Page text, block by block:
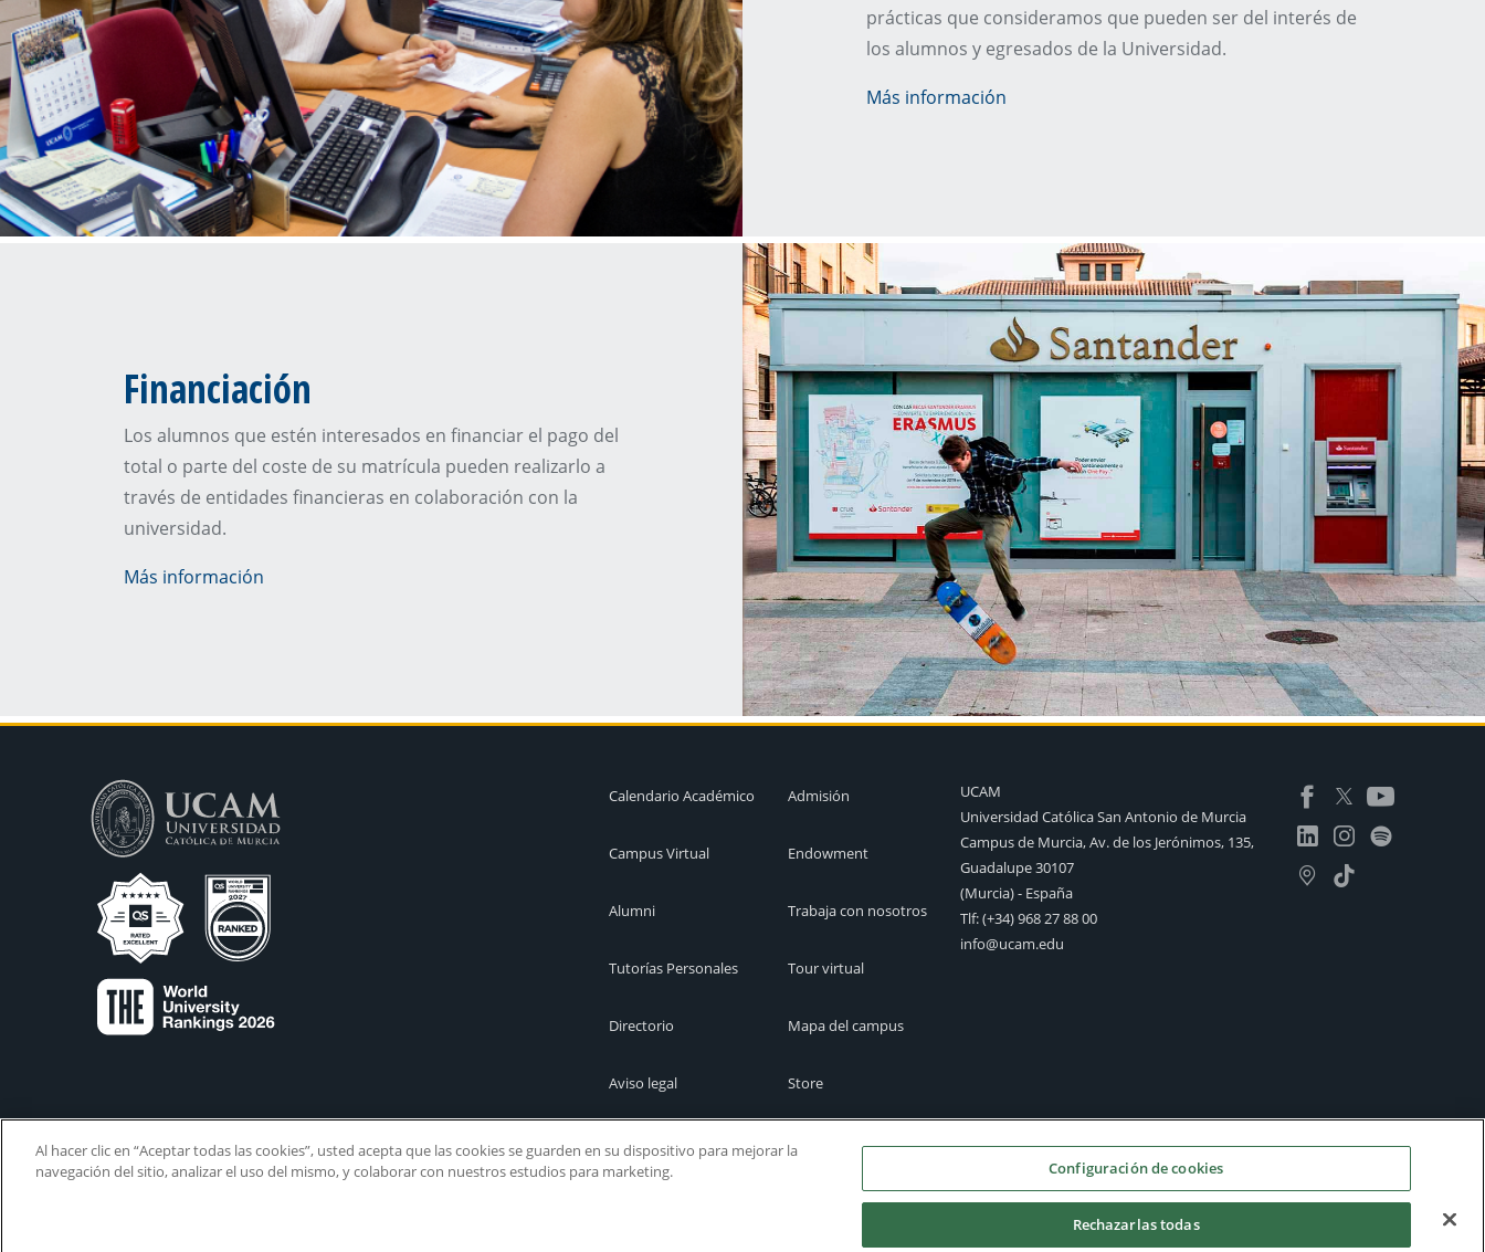
prácticas que consideramos que pueden ser del interés de
los alumnos y egresados de la Universidad.
Más información
Financiación
Los alumnos que estén interesados en financiar el pago del
total o parte del coste de su matrícula pueden realizarlo a
través de entidades financieras en colaboración con la
universidad.
Más información
Calendario Académico
Campus Virtual
Alumni
Tutorías Personales
Directorio
Aviso legal
Cita previa
Admisión
Endowment
Trabaja con nosotros
Tour virtual
Mapa del campus
Store
Canal Ético
UCAM
Universidad Católica San Antonio de Murcia
Campus de Murcia, Av. de los Jerónimos, 135,
Guadalupe 30107
(Murcia) - España
Tlf:(+34) 968 27 88 00
info@ucam.edu
Al hacer clic en “Aceptar todas las cookies”, usted acepta que las cookies se guarden en su dispositivo para mejorar la
navegación del sitio, analizar el uso del mismo, y colaborar con nuestros estudios para marketing.
Configuración de cookies
Rechazarlas todas